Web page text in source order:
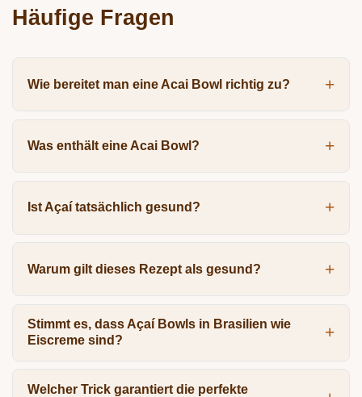
Häufige Fragen
Wie bereitet man eine Acai Bowl richtig zu?
Was enthält eine Acai Bowl?
Ist Açaí tatsächlich gesund?
Warum gilt dieses Rezept als gesund?
Stimmt es, dass Açaí Bowls in Brasilien wie
Eiscreme sind?
Welcher Trick garantiert die perfekte